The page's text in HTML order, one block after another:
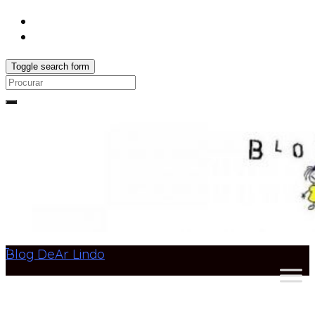
Toggle search form
Search
Blog DeAr Lindo